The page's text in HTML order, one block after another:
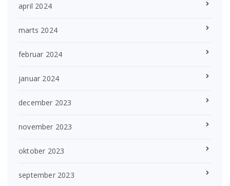
april 2024
marts 2024
februar 2024
januar 2024
december 2023
november 2023
oktober 2023
september 2023